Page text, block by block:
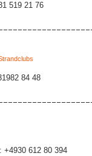
519 21 76
84 48
+4930 612 80 394